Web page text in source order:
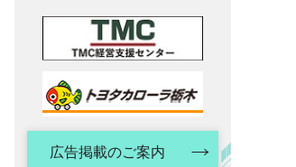
広告掲載のご案内